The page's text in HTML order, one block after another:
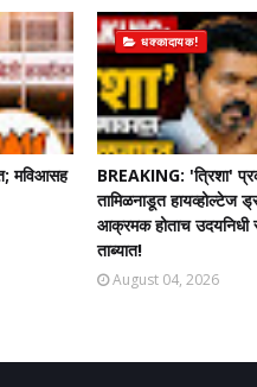
मविआसह
धक्कादायक!
BREAKING: 'त्रिशा'
तामिळनाडूत हायव्होल्टेज
आक्रमक होताच उदयनिधी
ताब्यात!
August 04, 2026